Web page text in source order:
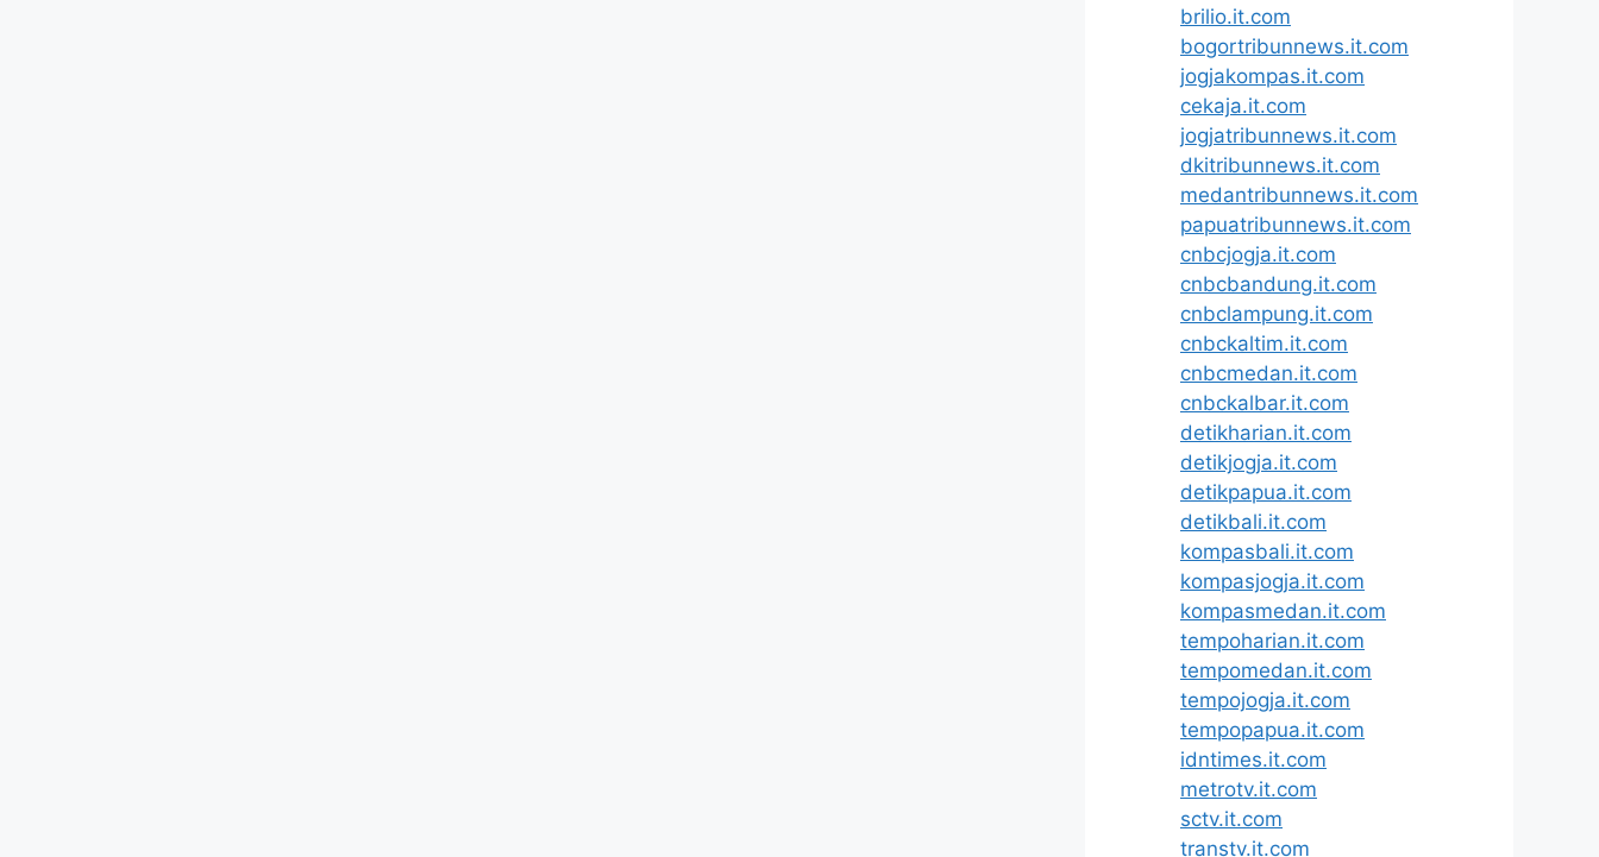
brilio.it.com
bogortribunnews.it.com
jogjakompas.it.com
cekaja.it.com
jogjatribunnews.it.com
dkitribunnews.it.com
medantribunnews.it.com
papuatribunnews.it.com
cnbcjogja.it.com
cnbcbandung.it.com
cnbclampung.it.com
cnbckaltim.it.com
cnbcmedan.it.com
cnbckalbar.it.com
detikharian.it.com
detikjogja.it.com
detikpapua.it.com
detikbali.it.com
kompasbali.it.com
kompasjogja.it.com
kompasmedan.it.com
tempoharian.it.com
tempomedan.it.com
tempojogja.it.com
tempopapua.it.com
idntimes.it.com
metrotv.it.com
sctv.it.com
transtv.it.com